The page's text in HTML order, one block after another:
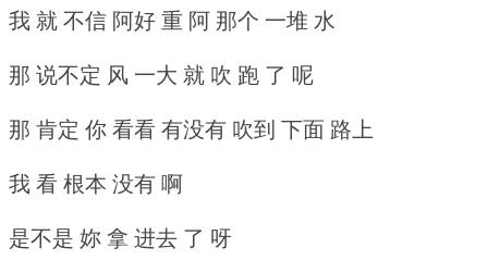
我 就 不信 阿好 重 阿 那个 一堆 水
那 说不定 风 一大 就 吹 跑 了 呢
那 肯定 你 看看 有没有 吹到 下面 路上
我 看 根本 没有 啊
是不是 妳 拿 进去 了 呀